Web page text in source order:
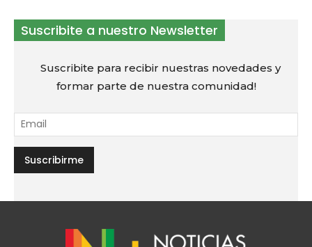
Suscribite a nuestro Newsletter
Suscribite para recibir nuestras novedades y
formar parte de nuestra comunidad!